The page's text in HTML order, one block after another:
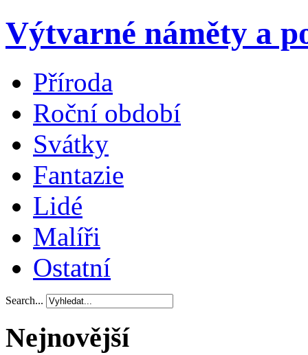
Výtvarné náměty a
Příroda
Roční období
Svátky
Fantazie
Lidé
Malíři
Ostatní
Search...
Nejnovější